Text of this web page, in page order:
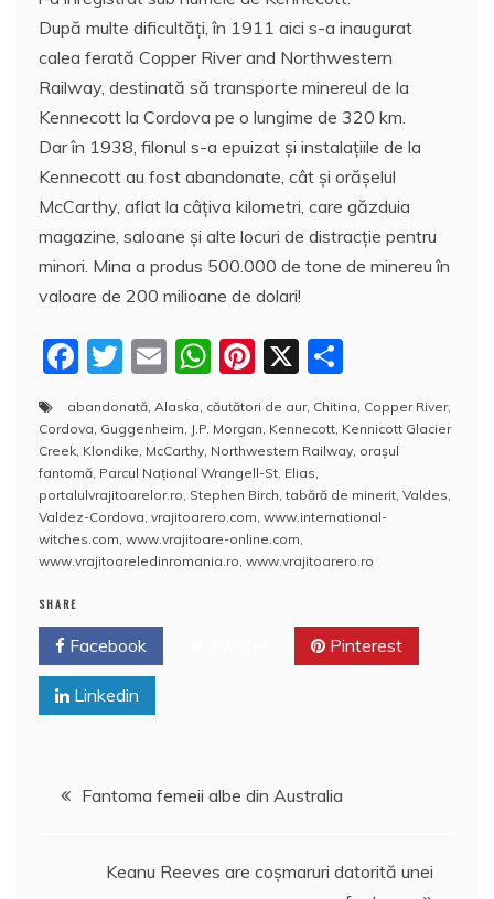
După multe dificultăți, în 1911 aici s-a inaugurat
calea ferată Copper River and Northwestern
Railway, destinată să transporte minereul de la
Kennecott la Cordova pe o lungime de 320 km.
Dar în 1938, filonul s-a epuizat şi instalaţiile de la
Kennecott au fost abandonate, cât şi orășelul
McCarthy, aflat la câțiva kilometri, care găzduia
magazine, saloane și alte locuri de distracție pentru
minori. Mina a produs 500.000 de tone de minereu în
valoare de 200 milioane de dolari!
F
c
e
b
o
o
T
w
itt
er
E
m
ai
l
W
h
at
s
A
p
p
Pi
nt
er
e
st
X
rt
aj
e
a
z
abandonată Alaska căutători de aur, Chitina Copper River,
Cordova Guggenheim J.P. Morgan Kennecott Kennicott Glacier
Creek Klondike McCarthy Northwestern Railway oraşul
fantomă Parcul Național Wrangell-St. Elias
portalulvrajitoarelor.ro Stephen Birch ,tabără de minerit Valdes
Valdez-Cordova vrajitoarero.com www.international-
witches.com www.vrajitoare-online.com
www.vrajitoareledinromania.ro www.vrajitoarero.ro
SHARE
Facebook Pinterest
Linkedin
Navigare
Fantoma femeii albe din Australia
Keanu Reeves are coşmaruri datorită unei